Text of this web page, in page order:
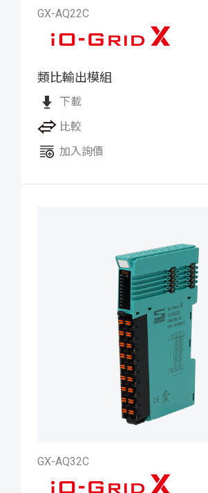
GX-AQ22C
類比輸出模組
下載
比較
加入詢價
GX-AQ32C